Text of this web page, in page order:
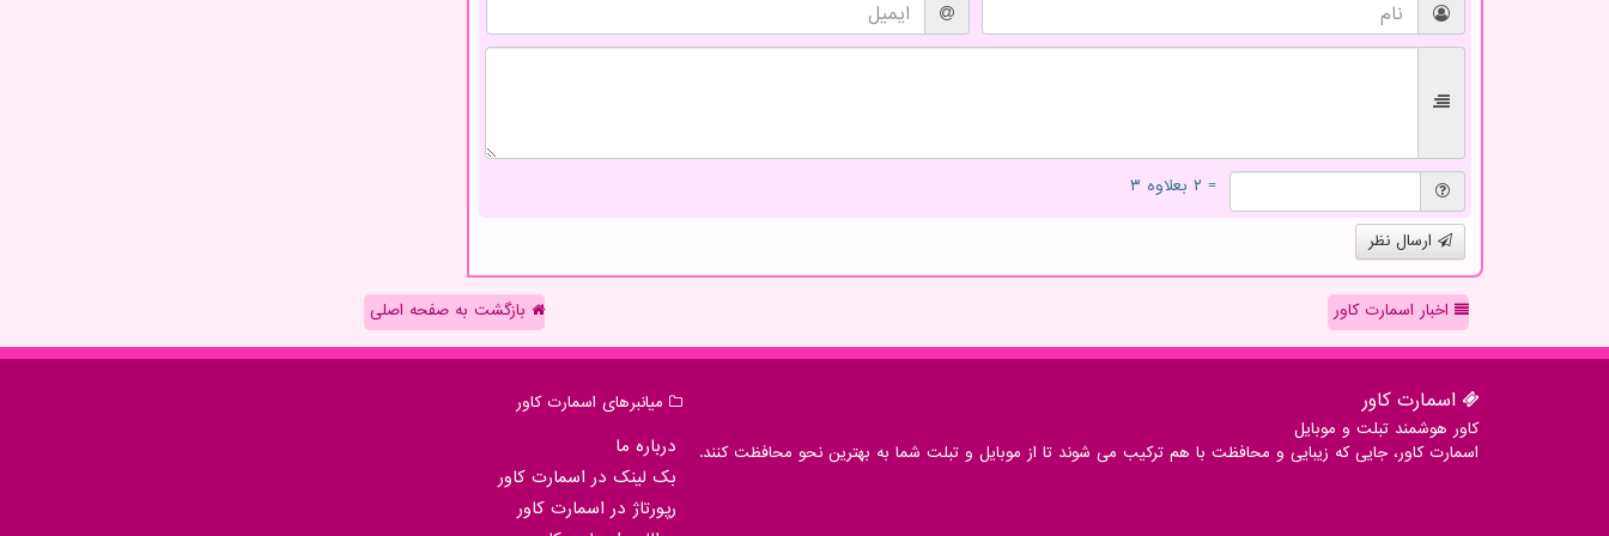
= ۲ بعلاوه ۳
ارسال نظر
اخبار اسمارت کاور بازگشت به صفحه اصلی
اسمارت كاور
کاور هوشمند تبلت و موبایل
اسمارت کاور، جایی که زیبایی و محافظت با هم ترکیب می شوند تا از موبایل و تبلت شما به بهترین نحو محافظت کنند.
میانبرهای اسمارت كاور
درباره ما
بک لینک در اسمارت كاور
رپورتاژ در اسمارت كاور